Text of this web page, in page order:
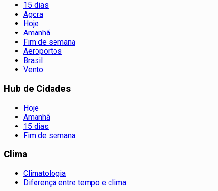
15 dias
Agora
Hoje
Amanhã
Fim de semana
Aeroportos
Brasil
Vento
Hub de Cidades
Hoje
Amanhã
15 dias
Fim de semana
Clima
Climatologia
Diferença entre tempo e clima